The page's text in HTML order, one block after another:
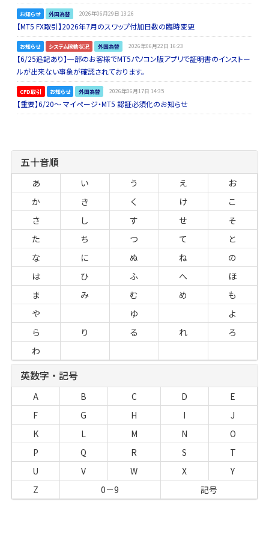
お知らせ 外国為替 2026年06月29日 13:26
【MT5 FX取引】2026年7月のスワップ付加日数の臨時変更
お知らせ システム稼動状況 外国為替 2026年06月22日 16:23
【6/25追記あり】一部のお客様でMT5パソコン版アプリで証明書のインストー
ルが出来ない事象が確認されております。
CFD取引 お知らせ 外国為替 2026年06月17日 14:35
【重要】6/20～ マイページ・MT5 認証必須化のお知らせ
五十音順
あ い う え
お
か
き く け
こ
さ
し す せ
そ
た
ち つ て
と
な
に ぬ ね
の
は
ひ ふ へ
ほ
ま
み む め
も
や
ゆ
よ
ら
り る れ
ろ
わ
英数字・記号
A B C D
E
F
G H I
J
K
L M N
O
P
Q R S
T
U
V W X
Y
Z
0－9 記号